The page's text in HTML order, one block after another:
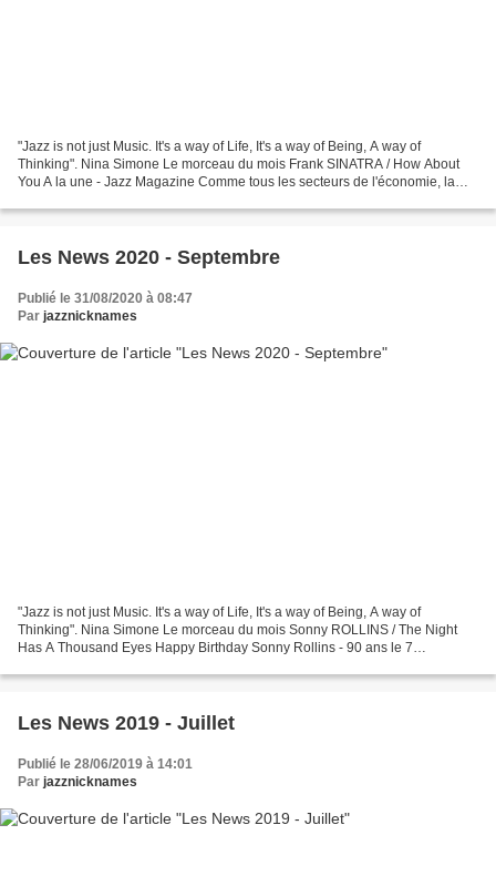
"Jazz is not just Music. It's a way of Life, It's a way of Being, A way of
Thinking". Nina Simone Le morceau du mois Frank SINATRA / How About
You A la une - Jazz Magazine Comme tous les secteurs de l'économie, la
Les News 2020 - Septembre
Publié le 31/08/2020 à 08:47
Par jazznicknames
"Jazz is not just Music. It's a way of Life, It's a way of Being, A way of
Thinking". Nina Simone Le morceau du mois Sonny ROLLINS / The Night
Has A Thousand Eyes Happy Birthday Sonny Rollins - 90 ans le 7
Les News 2019 - Juillet
Publié le 28/06/2019 à 14:01
Par jazznicknames